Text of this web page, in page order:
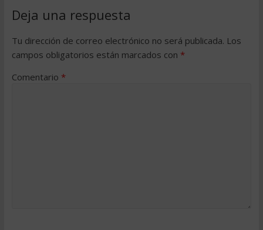
Deja una respuesta
Tu dirección de correo electrónico no será publicada. Los
campos obligatorios están marcados con *
Comentario *